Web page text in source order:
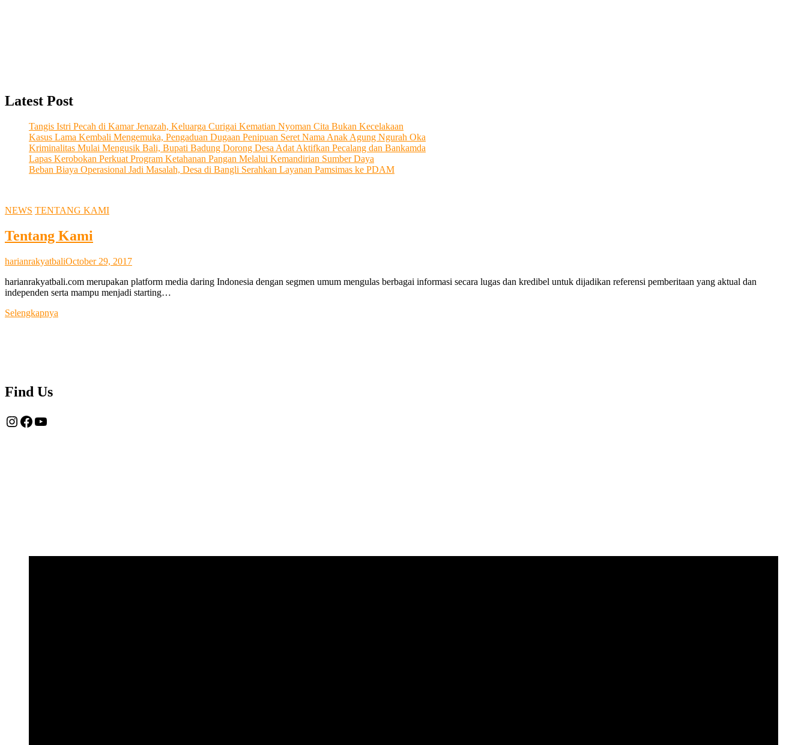
Latest Post
Tangis Istri Pecah di Kamar Jenazah, Keluarga Curigai Kematian Nyoman Cita Bukan Kecelakaan
Kasus Lama Kembali Mengemuka, Pengaduan Dugaan Penipuan Seret Nama Anak Agung Ngurah Oka
Kriminalitas Mulai Mengusik Bali, Bupati Badung Dorong Desa Adat Aktifkan Pecalang dan Bankamda
Lapas Kerobokan Perkuat Program Ketahanan Pangan Melalui Kemandirian Sumber Daya
Beban Biaya Operasional Jadi Masalah, Desa di Bangli Serahkan Layanan Pamsimas ke PDAM
NEWS TENTANG KAMI
Tentang Kami
harianrakyatbaliOctober 29, 2017
harianrakyatbali.com merupakan platform media daring Indonesia dengan segmen umum mengulas berbagai informasi secara lugas dan kredibel untuk dijadikan referensi pemberitaan yang aktual dan
independen serta mampu menjadi starting…
Selengkapnya
Find Us
Instagram
Facebook
YouTube